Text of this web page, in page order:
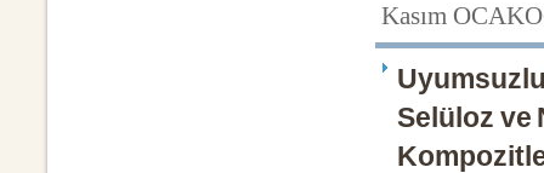
Kasım
Selüloz ve